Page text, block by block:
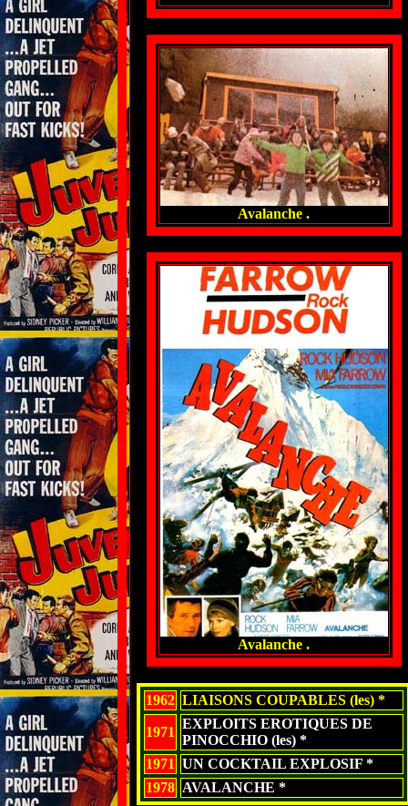
Avalanche .
Avalanche .
1962 LIAISONS COUPABLES (les) *
1971
EXPLOITS EROTIQUES DE
PINOCCHIO (les) *
1971 UN COCKTAIL EXPLOSIF *
1978 AVALANCHE *